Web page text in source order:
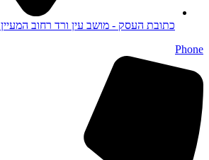
כתובת העסק - מושב עין ורד רחוב המעיין 2
Phone